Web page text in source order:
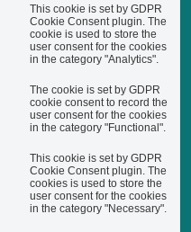
This cookie is set by GDPR
Cookie Consent plugin. The
cookie is used to store the
user consent for the cookies
in the category "Analytics".
The cookie is set by GDPR
cookie consent to record the
user consent for the cookies
in the category "Functional".
This cookie is set by GDPR
Cookie Consent plugin. The
cookies is used to store the
user consent for the cookies
in the category "Necessary".